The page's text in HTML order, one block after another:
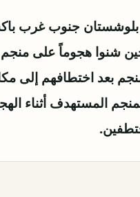
جنوب غرب
شنوا هجوماً على منجم
بعد اختطافهم إلى
المستهدف أثناء